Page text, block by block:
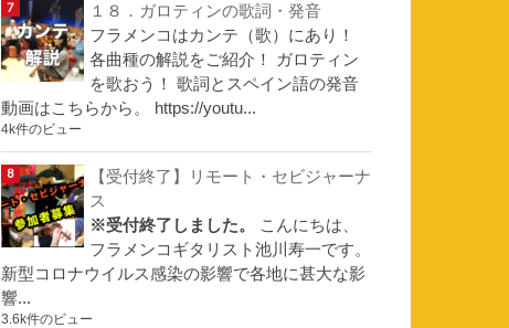
１８．ガロティンの歌詞・発音
フラメンコはカンテ（歌）にあり！
各曲種の解説をご紹介！ ガロティン
を歌おう！ 歌詞とスペイン語の発音
動画はこちらから。 https://youtu...
4k件のビュー
【受付終了】リモート・セビジャーナ
ス
※受付終了しました。
こんにちは、
フラメンコギタリスト池川寿一です。
新型コロナウイルス感染の影響で各地に甚大な影
響...
3.6k件のビュー